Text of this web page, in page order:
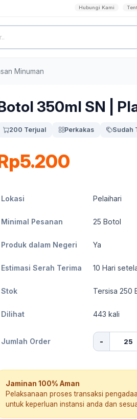
Hubungi Kami
Minuman
350ml SN |
200 Terjual Perkakas Sudah
Lokasi Pelaihari
Minimal Pesanan 25 Botol
Produk dalam Negeri Ya
Estimasi Serah Terima 10 Hari
Stok Tersisa 250
Dilihat 443 kali
Jumlah Order -
Jaminan 100% Aman
Pelaksanaan proses transaksi
untuk keperluan instansi anda dan